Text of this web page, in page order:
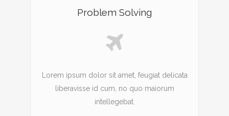
Problem Solving
Lorem ipsum dolor sit amet, feugiat delicata
liberavisse id cum, no quo maiorum
intellegebat.